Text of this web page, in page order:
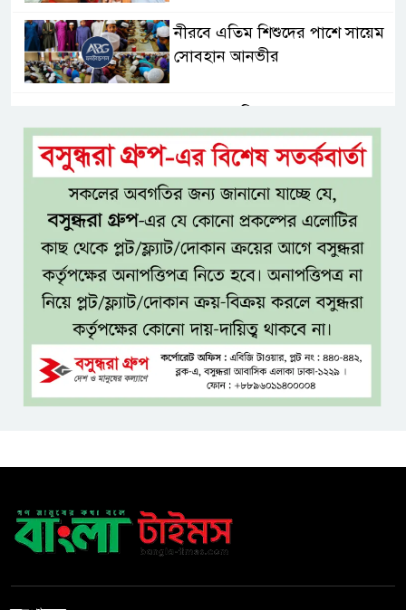
নীরবে এতিম শিশুদের পাশে সায়েম
সোবহান আনভীর
চিকিৎসাব্যবস্থার মানোন্নয়ন সম্ভব
নয়: প্রধানমন্ত্রী
বিদ্যুৎ-জ্বালানি নিয়ে অস্থিতিশীলতা
সৃষ্টিতে সক্রিয় চক্র: প্রধানমন্ত্রী
তনু হত্যা মামলায় সাবেক
সেনাসদস্য হাফিজুর রহমানকে
পুনরায় গ্রেপ্তার
হাসিনাকে ঘিরে ঢাকা-দিল্লি সম্পর্কে
নতুন টানাপোড়েন
মজুদদারির বিরুদ্ধে বিশেষ ক্ষমতা
বিশ্বকাপে মেসিকে লক্ষ্য করে
রোনাল্ডোও